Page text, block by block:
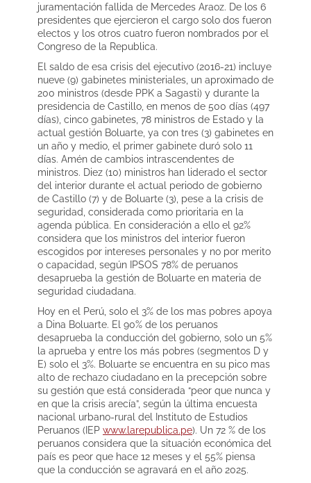
juramentación fallida de Mercedes Araoz. De los 6
presidentes que ejercieron el cargo solo dos fueron
electos y los otros cuatro fueron nombrados por el
Congreso de la Republica.
El saldo de esa crisis del ejecutivo (2016-21) incluye
nueve (9) gabinetes ministeriales, un aproximado de
200 ministros (desde PPK a Sagasti) y durante la
presidencia de Castillo, en menos de 500 días (497
días), cinco gabinetes, 78 ministros de Estado y la
actual gestión Boluarte, ya con tres (3) gabinetes en
un año y medio, el primer gabinete duró solo 11
días. Amén de cambios intrascendentes de
ministros. Diez (10) ministros han liderado el sector
del interior durante el actual periodo de gobierno
de Castillo (7) y de Boluarte (3), pese a la crisis de
seguridad, considerada como prioritaria en la
agenda pública. En consideración a ello el 92%
considera que los ministros del interior fueron
escogidos por intereses personales y no por merito
o capacidad, según IPSOS 78% de peruanos
desaprueba la gestión de Boluarte en materia de
seguridad ciudadana.
Hoy en el Perú, solo el 3% de los mas pobres apoya
a Dina Boluarte. El 90% de los peruanos
desaprueba la conducción del gobierno, solo un 5%
la aprueba y entre los más pobres (segmentos D y
E) solo el 3%. Boluarte se encuentra en su pico mas
alto de rechazo ciudadano en la precepción sobre
su gestión que está considerada “peor que nunca y
en que la crisis arecía”, según la última encuesta
nacional urbano-rural del Instituto de Estudios
Peruanos (IEP www.larepublica.pe). Un 72 % de los
peruanos considera que la situación económica del
país es peor que hace 12 meses y el 55% piensa
que la conducción se agravará en el año 2025.